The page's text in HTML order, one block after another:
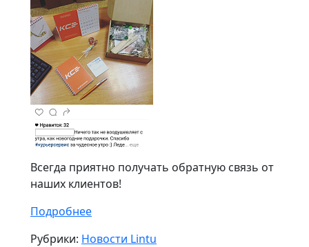
Всегда приятно получать обратную связь от
наших клиентов!
Подробнее
Рубрики: Новости Lintu